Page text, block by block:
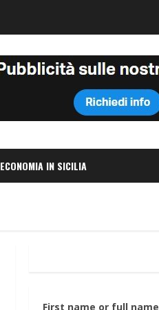
ECONOMIA IN SICILIA
First name or full name